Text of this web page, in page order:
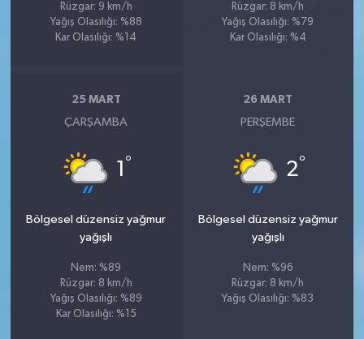
Rüzgar: 9 km/h
Yağış Olasılığı: %88
Kar Olasılığı: %14
Rüzgar: 8 km/h
Yağış Olasılığı: %79
Kar Olasılığı: %4
25 MART
ÇARŞAMBA
1 °
Bölgesel düzensiz yağmur
yağışlı
Nem: %89
Rüzgar: 8 km/h
Yağış Olasılığı: %89
Kar Olasılığı: %15
26 MART
PERŞEMBE
2°
Bölgesel düzensiz yağmur
yağışlı
Nem: %96
Rüzgar: 8 km/h
Yağış Olasılığı: %83